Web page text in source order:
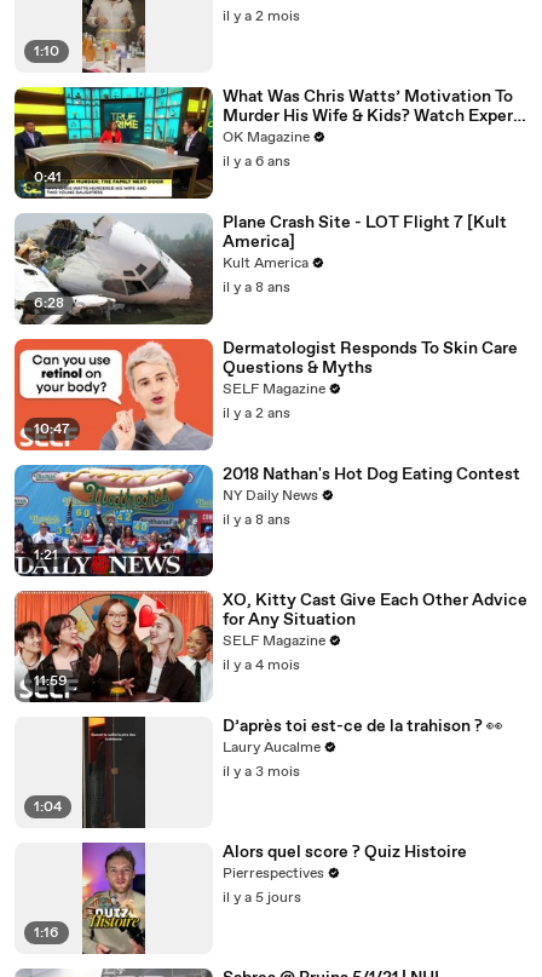
1:10
il y a 2 mois
0:41
What Was Chris Watts’ Motivation To
Murder His Wife & Kids? Watch Expert
Weigh In
OK Magazine
il y a 6 ans
6:28
Plane Crash Site - LOT Flight 7 [Kult
America]
Kult America
il y a 8 ans
10:47
Dermatologist Responds To Skin Care
Questions & Myths
SELF Magazine
il y a 2 ans
1:21
2018 Nathan's Hot Dog Eating Contest
NY Daily News
il y a 8 ans
11:59
XO, Kitty Cast Give Each Other Advice
for Any Situation
SELF Magazine
il y a 4 mois
1:04
D’après toi est-ce de la trahison ? 👀
Laury Aucalme
il y a 3 mois
1:16
Alors quel score ? Quiz Histoire
Pierrespectives
il y a 5 jours